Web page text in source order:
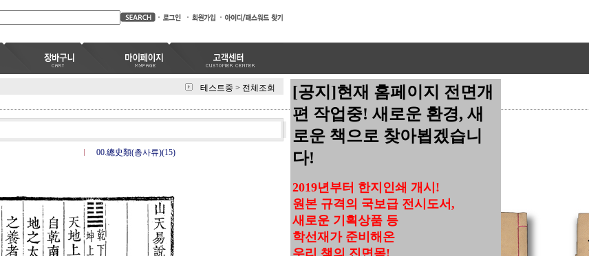
테스트중 > 전체조회
총15개의 상품이 진열되어 있습니다
00.總史類(총사류)(15)
[공지]현재 홈페이지 전면개
편 작업중! 새로운 환경, 새
로운 책으로 찾아뵙겠습니
다!
2019년부터 한지인쇄 개시!
원본 규격의 국보급 전시도서,
새로운 기획상품 등
학선재가 준비해온
우리 책의 진면목!